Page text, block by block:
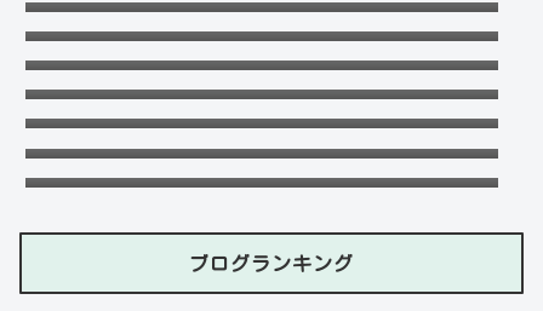
(娘・息子)など家族構成まとめ！
おだけいの元カノ人気歌手はちゃんみな！過
去の匂わせや動画流出の犯人は？
ドンマイ川端は結婚した嫁がいる？母親・兄
妹・父親に年収や学歴経歴も！
五条院凌のすっぴんや足太い画像がヤバい！
本当は美脚でスタイル良い？
デジポリスは東京だけ？大阪や埼玉・神奈
川・愛知など他の地域にもある？
フジロック2023民間駐車場予約方法！当日受
付や出し入れOKか調査！
ブログランキング